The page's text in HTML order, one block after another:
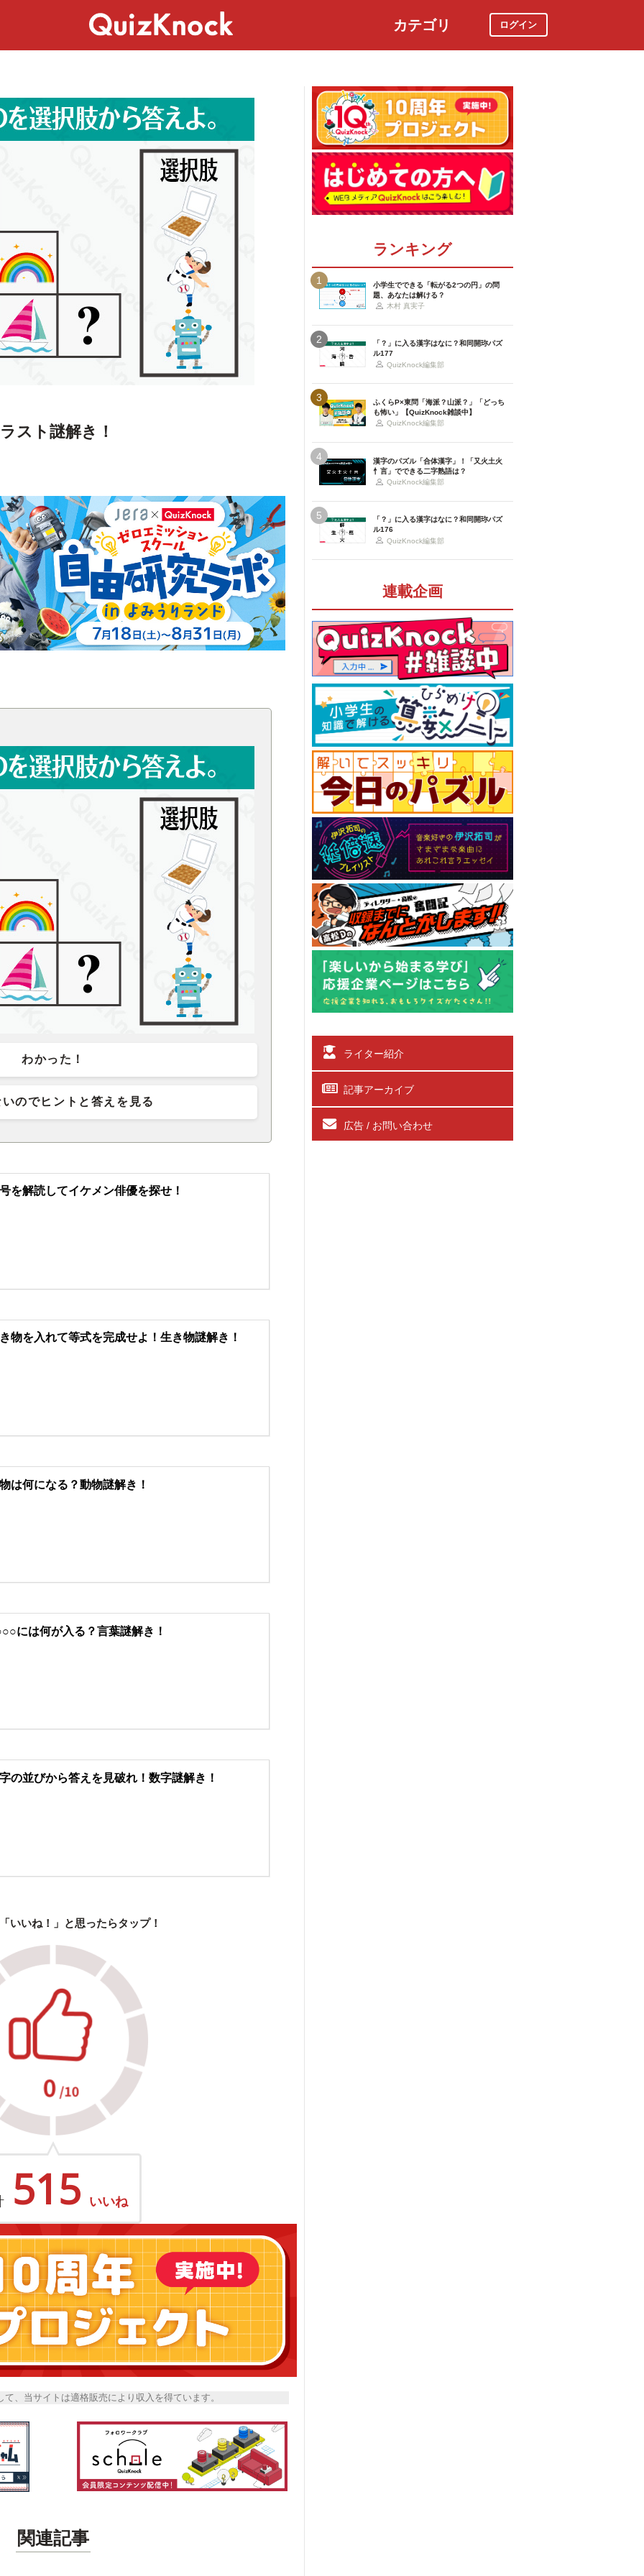
カテゴリ ログイン
スト謎解き！
わかった！
のでヒントと答えを見る
を解読してイケメン俳優を探せ！
物を入れて等式を完成せよ！生き物謎解き！
は何になる？動物謎解き！
には何が入る？言葉謎解き！
の並びから答えを見破れ！数字謎解き！
いいね！」と思ったらタップ！
515 いいね
、当サイトは適格販売により収入を得ています。
関連記事
ランキング
1
小学生でできる「転がる2つの円」の問
題、あなたは解ける？
木村 真実子
2
「？」に入る漢字はなに？和同開珎パズ
ル177
QuizKnock編集部
3
ふくらP×東問「海派？山派？」「どっち
も怖い」【QuizKnock雑談中】
QuizKnock編集部
4
漢字のパズル「合体漢字」！「又火土火
忄言」でできる二字熟語は？
QuizKnock編集部
5
「？」に入る漢字はなに？和同開珎パズ
ル176
QuizKnock編集部
連載企画
ライター紹介
記事アーカイブ
広告 / お問い合わせ